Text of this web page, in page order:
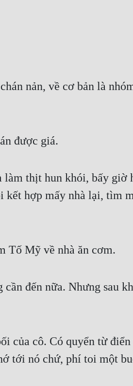
nản, về cơ bản là
được giá.
thịt hun khói, bấy giờ
kết hợp mấy nhà lại, tìm
Tố Mỹ về nhà ăn cơm.
đến nữa. Nhưng sau
của cô. Có quyển từ
tới nó chứ, phí toi một